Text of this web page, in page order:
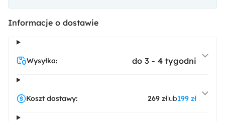
Informacje o dostawie
Wysyłka: do 3 - 4 tygodni
Koszt dostawy: 269 złlub199 zł